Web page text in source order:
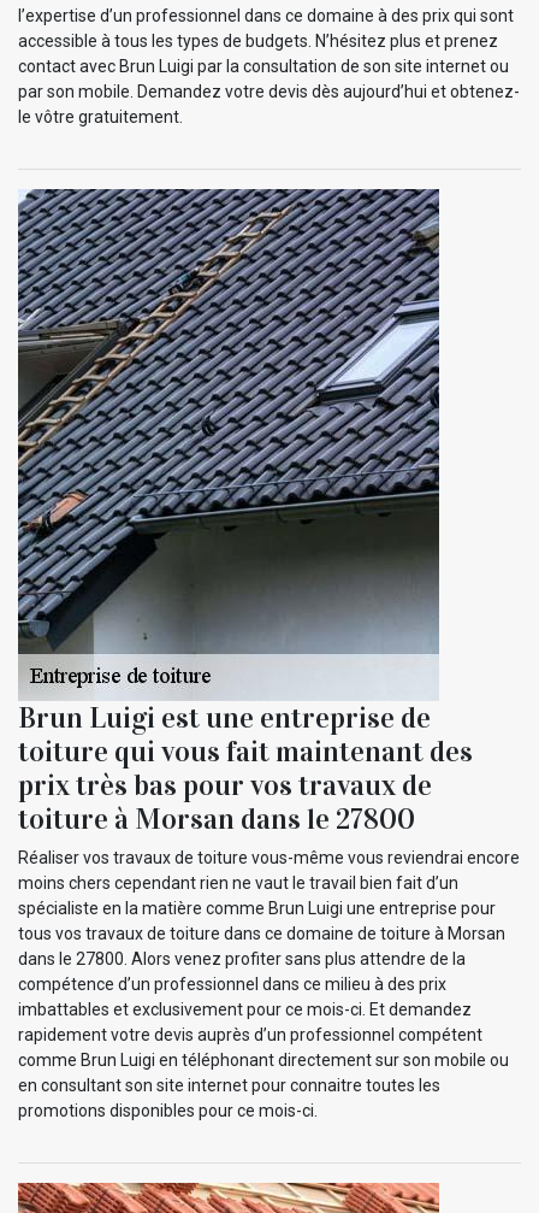
l’expertise d’un professionnel dans ce domaine à des prix qui sont
accessible à tous les types de budgets. N’hésitez plus et prenez
contact avec Brun Luigi par la consultation de son site internet ou
par son mobile. Demandez votre devis dès aujourd’hui et obtenez-
le vôtre gratuitement.
Brun Luigi est une entreprise de
toiture qui vous fait maintenant des
prix très bas pour vos travaux de
toiture à Morsan dans le 27800
Réaliser vos travaux de toiture vous-même vous reviendrai encore
moins chers cependant rien ne vaut le travail bien fait d’un
spécialiste en la matière comme Brun Luigi une entreprise pour
tous vos travaux de toiture dans ce domaine de toiture à Morsan
dans le 27800. Alors venez profiter sans plus attendre de la
compétence d’un professionnel dans ce milieu à des prix
imbattables et exclusivement pour ce mois-ci. Et demandez
rapidement votre devis auprès d’un professionnel compétent
comme Brun Luigi en téléphonant directement sur son mobile ou
en consultant son site internet pour connaitre toutes les
promotions disponibles pour ce mois-ci.